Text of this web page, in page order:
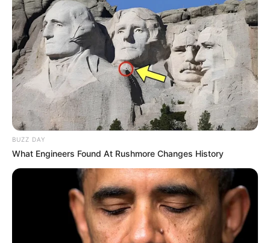
BUZZ DAY
What Engineers Found At Rushmore Changes History